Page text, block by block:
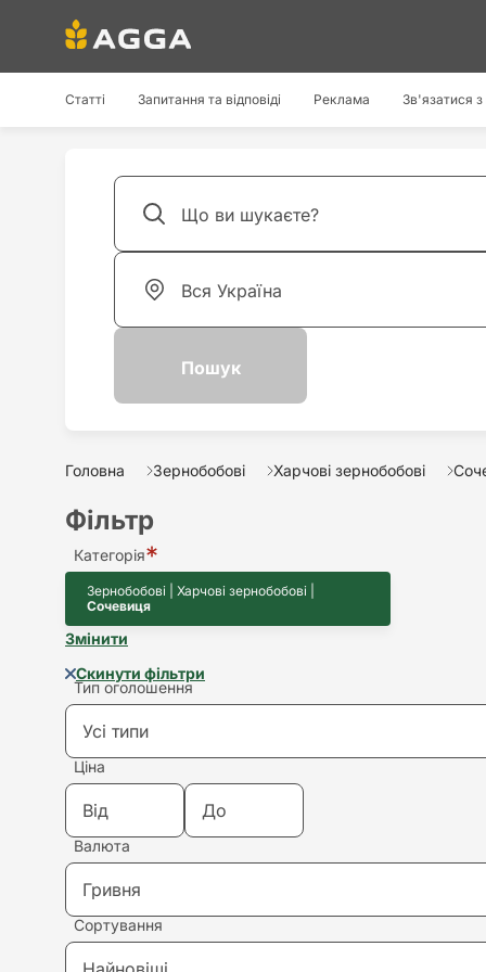
Статті Запитання та відповіді Реклама Зв'язатися
Головна Зернобобові Харчові зернобобові
Фільтр
Категорія
Зернобобові | Харчові зернобобові |
Сочевиця
Змінити
Скинути фільтри
Тип оголошення
Усі типи
Купівля
Продаж
Здам в оренду
Ціна
Валюта
Гривня
Сортування